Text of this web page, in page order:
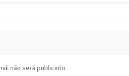
não será publicado.